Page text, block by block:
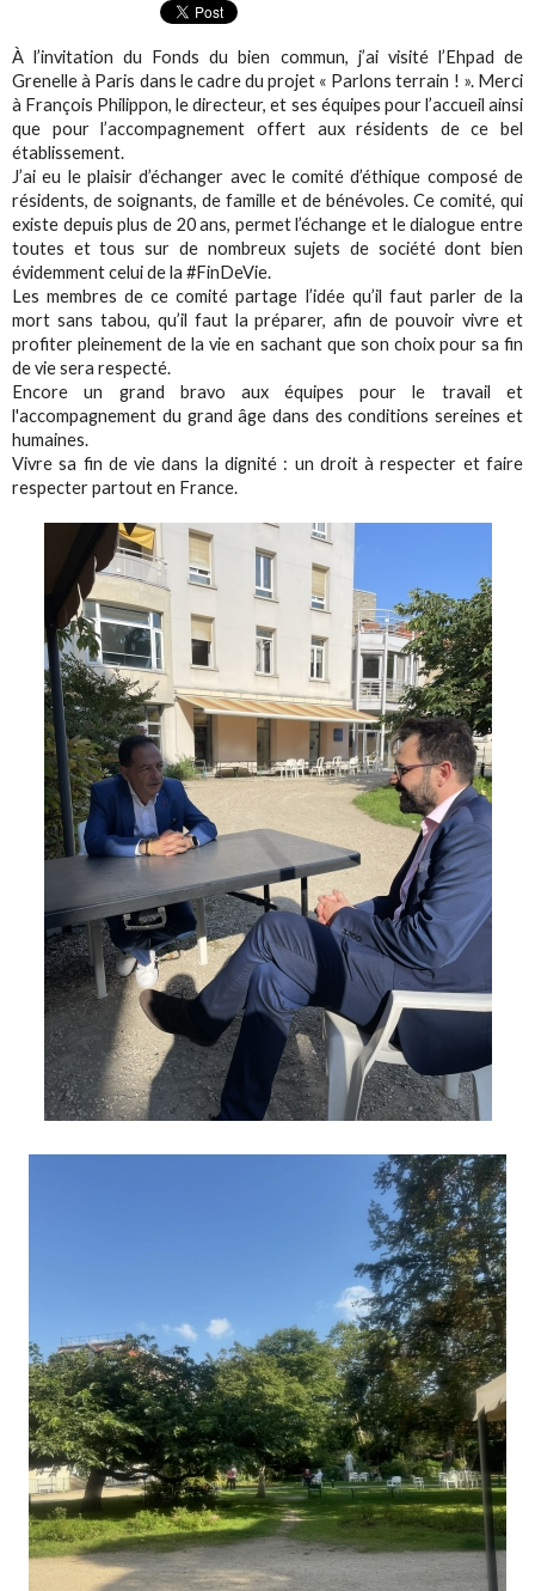
À l’invitation du Fonds du bien commun, j’ai visité l’Ehpad de
Grenelle à Paris dans le cadre du projet « Parlons terrain ! ». Merci
à François Philippon, le directeur, et ses équipes pour l’accueil ainsi
que pour l’accompagnement offert aux résidents de ce bel
établissement.
J’ai eu le plaisir d’échanger avec le comité d’éthique composé de
résidents, de soignants, de famille et de bénévoles. Ce comité, qui
existe depuis plus de 20 ans, permet l’échange et le dialogue entre
toutes et tous sur de nombreux sujets de société dont bien
évidemment celui de la #FinDeVie.
Les membres de ce comité partage l’idée qu’il faut parler de la
mort sans tabou, qu’il faut la préparer, afin de pouvoir vivre et
profiter pleinement de la vie en sachant que son choix pour sa fin
de vie sera respecté.
Encore un grand bravo aux équipes pour le travail et
l'accompagnement du grand âge dans des conditions sereines et
humaines.
Vivre sa fin de vie dans la dignité : un droit à respecter et faire
respecter partout en France.